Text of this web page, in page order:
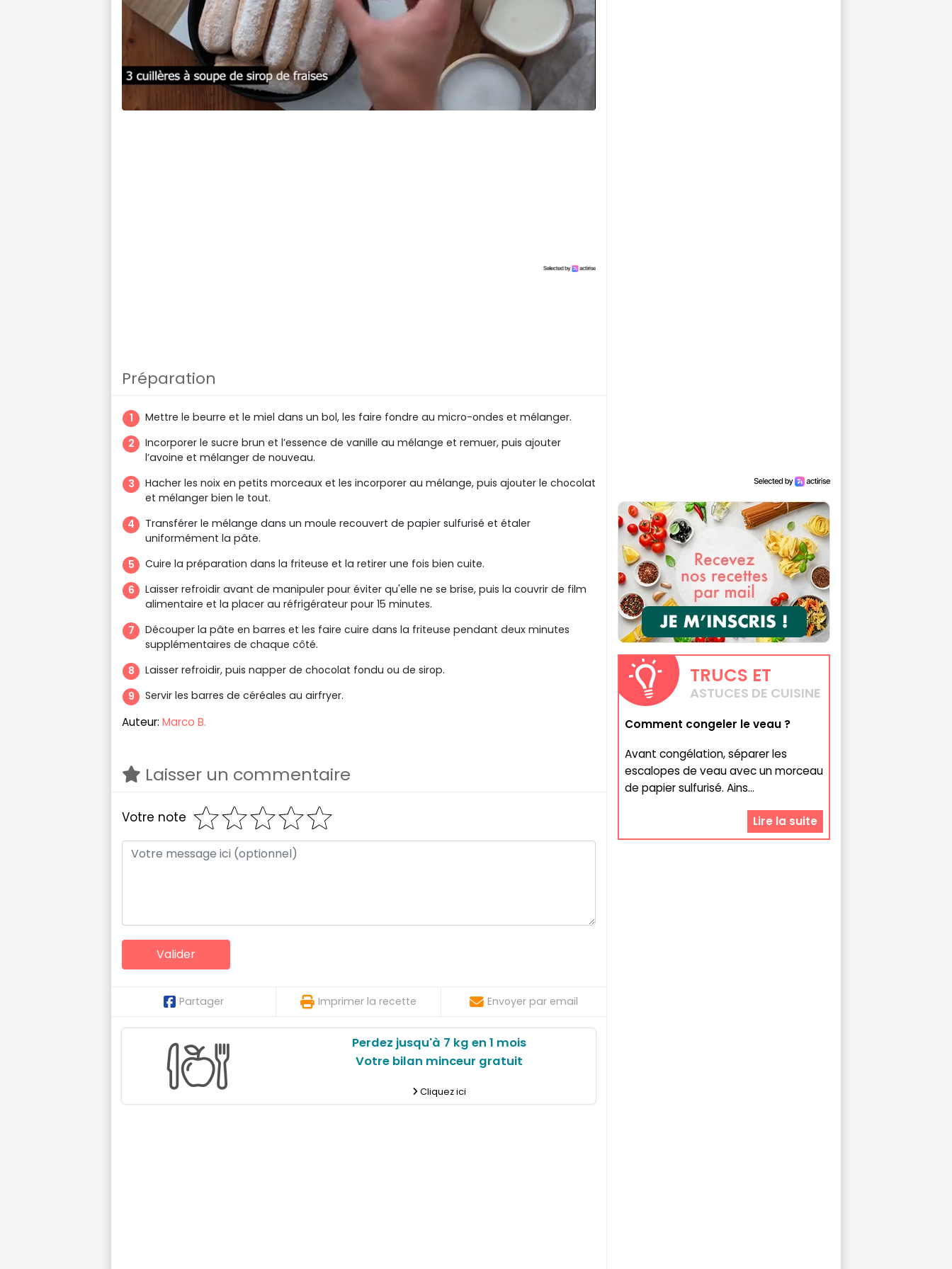
Préparation
Mettre le beurre et le miel dans un bol, les faire fondre au micro-ondes et mélanger.
Incorporer le sucre brun et l’essence de vanille au mélange et remuer, puis ajouter
l’avoine et mélanger de nouveau.
Hacher les noix en petits morceaux et les incorporer au mélange, puis ajouter le chocolat
et mélanger bien le tout.
Transférer le mélange dans un moule recouvert de papier sulfurisé et étaler
uniformément la pâte.
Cuire la préparation dans la friteuse et la retirer une fois bien cuite.
Laisser refroidir avant de manipuler pour éviter qu'elle ne se brise, puis la couvrir de film
alimentaire et la placer au réfrigérateur pour 15 minutes.
Découper la pâte en barres et les faire cuire dans la friteuse pendant deux minutes
supplémentaires de chaque côté.
Laisser refroidir, puis napper de chocolat fondu ou de sirop.
Servir les barres de céréales au airfryer.
Auteur: Marco B.
Laisser un commentaire
Votre note
Partager Imprimer la recette Envoyer par email
Perdez jusqu'à 7 kg en 1 mois
Votre bilan minceur gratuit
Cliquez ici
TRUCS ET
ASTUCES DE CUISINE
Comment congeler le veau ?
Avant congélation, séparer les
escalopes de veau avec un morceau
de papier sulfurisé. Ains...
Lire la suite